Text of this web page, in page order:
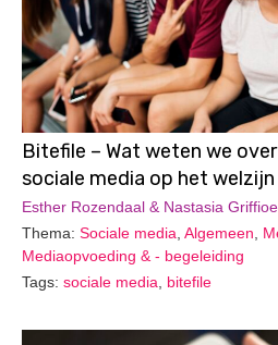
Bitefile – Wat weten we
sociale media op het
Esther Rozendaal & Nastasia
Thema: Sociale media, Algemeen,
Mediaopvoeding & - begeleiding
Tags: sociale media bitefile